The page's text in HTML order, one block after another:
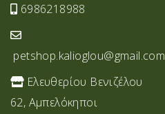
6986218988
petshop.kalioglou@gmail.com
Ελευθερίου Βενιζέλου
62, Αμπελόκηποι